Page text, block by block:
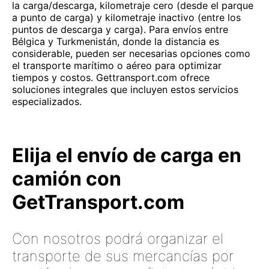
la carga/descarga, kilometraje cero (desde el parque
a punto de carga) y kilometraje inactivo (entre los
puntos de descarga y carga). Para envíos entre
Bélgica y Turkmenistán, donde la distancia es
considerable, pueden ser necesarias opciones como
el transporte marítimo o aéreo para optimizar
tiempos y costos. Gettransport.com ofrece
soluciones integrales que incluyen estos servicios
especializados.
Elija el envío de carga en
camión con
GetTransport.com
Con nosotros podrá organizar el
transporte de sus mercancías por